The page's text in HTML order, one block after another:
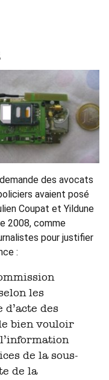
des avocats
avaient posé
Coupat et Yildune
2008, comme
pour justifier
:
les
d’acte des
bien vouloir
de la sous-
de la